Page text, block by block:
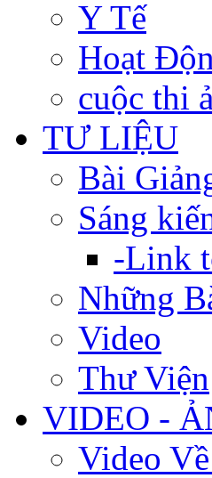
Y Tế
Hoạt
cuộc thi
TƯ LIỆU
Bài
Sáng
-Link
Những
Video
Thư Viện
VIDEO -
Video